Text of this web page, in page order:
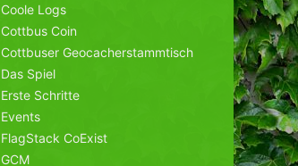
Coole Logs
Cottbus Coin
Cottbuser Geocacherstammtisch
Das Spiel
Erste Schritte
Events
FlagStack CoExist
GCM